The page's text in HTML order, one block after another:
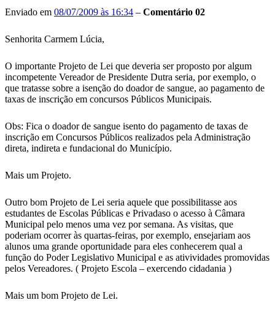
Enviado em 08/07/2009 às 16:34 – Comentário 02
Senhorita Carmem Lúcia,
O importante Projeto de Lei que deveria ser proposto por algum
incompetente Vereador de Presidente Dutra seria, por exemplo, o
que tratasse sobre a isenção do doador de sangue, ao pagamento de
taxas de inscrição em concursos Públicos Municipais.
Obs: Fica o doador de sangue isento do pagamento de taxas de
inscrição em Concursos Públicos realizados pela Administração
direta, indireta e fundacional do Município.
Mais um Projeto.
Outro bom Projeto de Lei seria aquele que possibilitasse aos
estudantes de Escolas Públicas e Privadaso o acesso à Câmara
Municipal pelo menos uma vez por semana. As visitas, que
poderiam ocorrer às quartas-feiras, por exemplo, ensejariam aos
alunos uma grande oportunidade para eles conhecerem qual a
função do Poder Legislativo Municipal e as ativividades promovidas
pelos Vereadores. ( Projeto Escola – exercendo cidadania )
Mais um bom Projeto de Lei.